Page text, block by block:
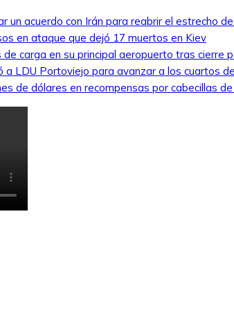
un acuerdo con Irán para reabrir el estrecho
en ataque que dejó 17 muertos en Kiev
carga en su principal aeropuerto tras cierre
a LDU Portoviejo para avanzar a los cuartos
de dólares en recompensas por cabecillas